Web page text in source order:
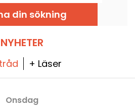
din sökning
NYHETER
+ Läser
Onsdag